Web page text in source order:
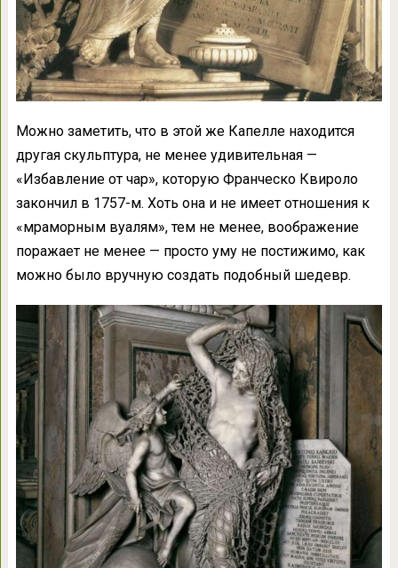
Можно заметить, что в этой же Капелле находится
другая скульптура, не менее удивительная —
«Избавление от чар», которую Франческо Квироло
закончил в 1757-м. Хоть она и не имеет отношения к
«мраморным вуалям», тем не менее, воображение
поражает не менее — просто уму не постижимо, как
можно было вручную создать подобный шедевр.